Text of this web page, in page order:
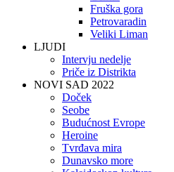
Fruška gora
Petrovaradin
Veliki Liman
LJUDI
Intervju nedelje
Priče iz Distrikta
NOVI SAD 2022
Doček
Seobe
Budućnost Evrope
Heroine
Tvrđava mira
Dunavsko more